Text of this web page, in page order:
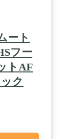
ート
フー
トAF
ク